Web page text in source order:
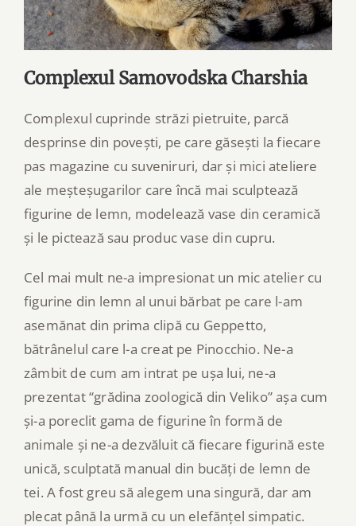
Complexul Samovodska Charshia
Complexul cuprinde străzi pietruite, parcă
desprinse din povești, pe care găsești la fiecare
pas magazine cu suveniruri, dar și mici ateliere
ale meșteșugarilor care încă mai sculptează
figurine de lemn, modelează vase din ceramică
și le pictează sau produc vase din cupru.
Cel mai mult ne-a impresionat un mic atelier cu
figurine din lemn al unui bărbat pe care l-am
asemănat din prima clipă cu Geppetto,
bătrânelul care l-a creat pe Pinocchio. Ne-a
zâmbit de cum am intrat pe ușa lui, ne-a
prezentat “grădina zoologică din Veliko” așa cum
și-a poreclit gama de figurine în formă de
animale și ne-a dezvăluit că fiecare figurină este
unică, sculptată manual din bucăți de lemn de
tei. A fost greu să alegem una singură, dar am
plecat până la urmă cu un elefănțel simpatic.